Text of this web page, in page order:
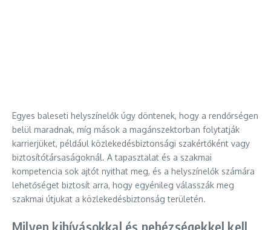
Egyes baleseti helyszínelők úgy döntenek, hogy a rendőrségen
belül maradnak, míg mások a magánszektorban folytatják
karrierjüket, például közlekedésbiztonsági szakértőként vagy
biztosítótársaságoknál. A tapasztalat és a szakmai
kompetencia sok ajtót nyithat meg, és a helyszínelők számára
lehetőséget biztosít arra, hogy egyénileg válasszák meg
szakmai útjukat a közlekedésbiztonság területén.
Milyen kihívásokkal és nehézségekkel kell